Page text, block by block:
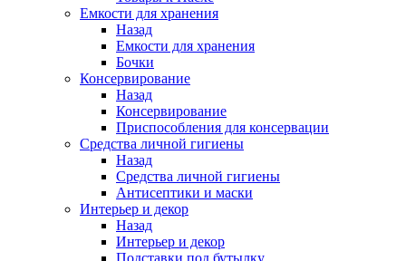
Емкости для хранения
Назад
Емкости для хранения
Бочки
Консервирование
Назад
Консервирование
Приспособления для консервации
Средства личной гигиены
Назад
Средства личной гигиены
Антисептики и маски
Интерьер и декор
Назад
Интерьер и декор
Подставки под бутылку